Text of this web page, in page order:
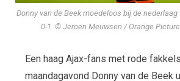
Donny van de Beek moedeloos bij de
0-1. © Jeroen Meuwsen / Orange
Een haag Ajax-fans met rode
maandagavond Donny van de Beek